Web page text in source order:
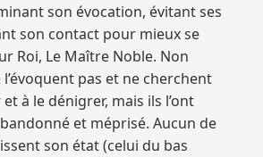
son évocation, évitant ses
son contact pour mieux se
Roi, Le Maître Noble. Non
pas et ne cherchent
à le dénigrer, mais ils l’ont
et méprisé. Aucun de
son état (celui du bas